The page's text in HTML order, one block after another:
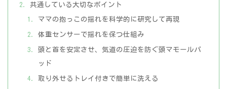
共通している大切なポイント
ママの抱っこの揺れを科学的に研究して再現
体重センサーで揺れを保つ仕組み
頭と首を安定させ、気道の圧迫を防ぐ頭マモールパ
ッド
取り外せるトレイ付きで簡単に洗える